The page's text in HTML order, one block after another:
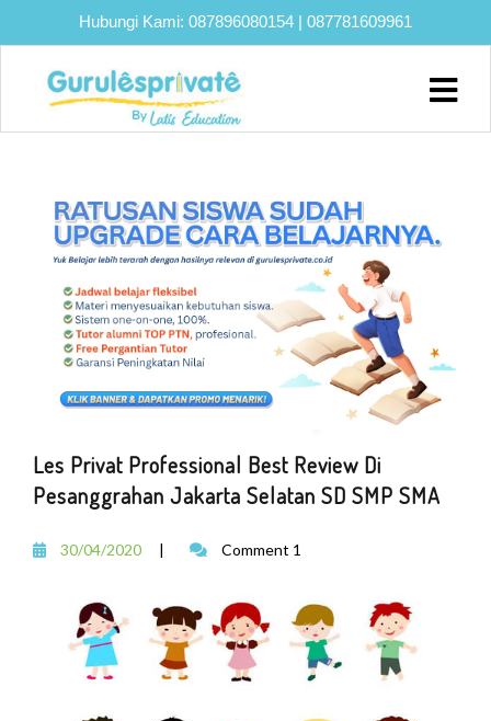
Hubungi Kami: 087896080154 | 087781609961
Home
Program
Bimbel
SNBT
Lainnya
Les Privat Professional Best Review Di
Pesanggrahan Jakarta Selatan SD SMP SMA
30/04/2020 | Comment 1